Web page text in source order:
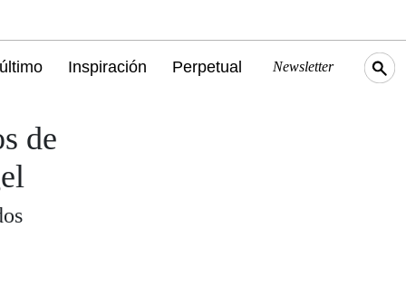
Inspiración Perpetual Newsletter
de